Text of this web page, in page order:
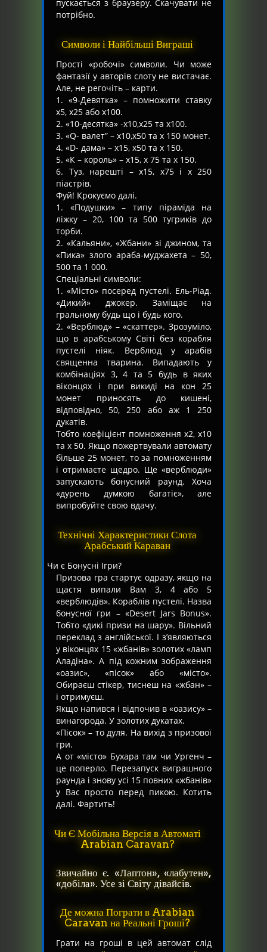
пускається з браузеру. Скачувати не
потрібно.
Символи і Найбільші Виграші
Прості «робочі» символи. Чи може
фантазії у авторів слоту не вистачає.
Але, не регочіть – карти.
1. «9-Девятка» – помножити ставку
х5, х25 або х100.
2. «10-десятка» -х10,х25 та х100.
3. «Q- валет” – х10,х50 та х 150 монет.
4. «D- дама» – х15, х50 та х 150.
5. «К – король» – х15, х 75 та х 150.
6. Туз, нарешті – х15, х75 і х 250
піастрів.
Фуй! Крокуємо далі.
1. «Подушки» – типу піраміда на
ліжку – 20, 100 та 500 тугриків до
торби.
2. «Кальяни», «Жбани» зі джином, та
«Пика» злого араба-муджахета – 50,
500 та 1 000.
Спеціальні символи:
1. «Місто» посеред пустелі. Ель-Ріад.
«Дикий» джокер. Заміщає на
гральному будь що і будь кого.
2. «Верблюд» – «скаттер». Зрозуміло,
що в арабському Світі без корабля
пустелі ніяк. Верблюд у арабів
священна тварина. Випадають у
комбінаціях 3, 4 та 5 будь в яких
віконцях і при викиді на кон 25
монет приносять до кишені,
відповідно, 50, 250 або аж 1 250
дукатів.
Тобто коефіцієнт помноження х2, х10
та х 50. Якщо пожертвували автомату
більше 25 монет, то за помноженням
і отримаєте щедро. Ще «верблюди»
запускають бонусний раунд. Хоча
«дурень думкою багатіє», але
випробуйте свою вдачу.
Технічні Характеристики Слота
Арабський Караван
Чи є Бонусні Ігри?
Призова гра стартує одразу, якщо на
щастя випали Вам 3, 4 або 5
«верблюдів». Кораблів пустелі. Назва
бонусної гри – «Desert Jars Bonus».
Тобто «дикі призи на шару». Вільний
переклад з англійської. І з’являються
у віконцях 15 «жбанів» золотих «ламп
Аладіна». А під кожним зображення
«оазис», «пісок» або «місто».
Обираєш стікер, тиснеш на «жбан» –
і отримуєш.
Якщо напився і відпочив в «оазису» –
винагорода. У золотих дукатах.
«Пісок» – то дуля. На вихід з призової
гри.
А от «місто» Бухара там чи Ургенч –
це поперло. Перезапуск виграшного
раунда і знову усі 15 повних «жбанів»
у Вас просто перед пикою. Котить
далі. Фартить!
Чи Є Мобільна Версія в Автоматі
Arabian Caravan?
Звичайно є. «Лаптон», «лабутен»,
«добіла». Усе зі Світу дівайсів.
Де можна Пограти в Arabian
Caravan на Реальні Гроші?
Грати на гроші в цей автомат слід